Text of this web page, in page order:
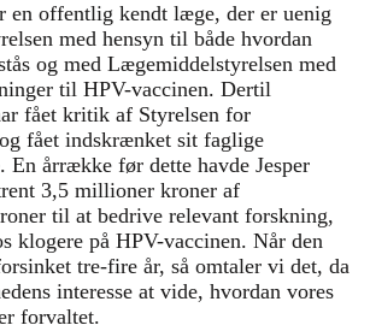
en offentlig kendt læge, der er uenig
med hensyn til både hvordan
og med Lægemiddelstyrelsen med
til HPV-vaccinen. Dertil
fået kritik af Styrelsen for
fået indskrænket sit faglige
årrække før dette havde Jesper
3,5 millioner kroner af
til at bedrive relevant forskning,
klogere på HPV-vaccinen. Når den
tre-fire år, så omtaler vi det, da
interesse at vide, hvordan vores
forvaltet.